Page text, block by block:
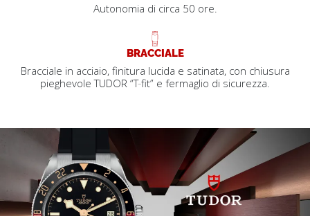
Autonomia di circa 50 ore.
BRACCIALE
Bracciale in acciaio, finitura lucida e satinata, con chiusura
pieghevole TUDOR “T‑fit” e fermaglio di sicurezza.